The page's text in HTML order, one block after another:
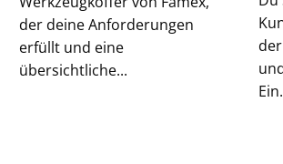
der deine Anforderungen
erfüllt und eine
übersichtliche...